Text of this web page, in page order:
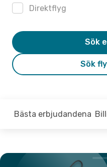
Direktflyg
Sök
Sök
Bästa erbjudandena